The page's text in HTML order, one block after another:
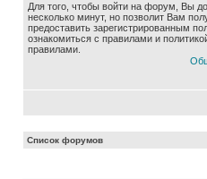
Для того, чтобы войти на форум, Вы
несколько минут, но позволит Вам
предоставить зарегистрированным
ознакомиться с правилами и
правилами.
Список форумов